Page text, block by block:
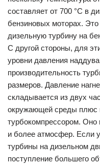
составляет от 700 °С в
бензиновых моторах. Это
дизельную турбину на
С другой стороны, для
уровни давления
производительность
размеров. Давление
складывается из двух
окружающей среды плюс
турбокомпрессором. Оно
и более атмосфер. Если
турбины на дизельном
поступление большего